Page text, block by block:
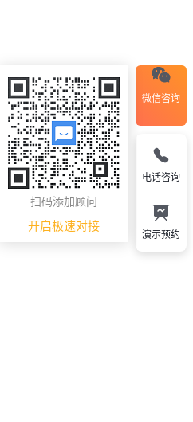
微信咨询
扫码添加顾问
开启极速对接
电话咨询
演示预约